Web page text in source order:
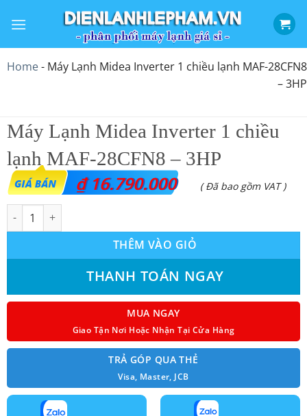
qua
dungHome- Máy Lạnh Midea Inverter 1 chiều lạnh MAF-28CFN8
– 3HP
Máy Lạnh Midea Inverter 1 chiều
lạnh MAF-28CFN8 – 3HP
₫16.790.000
( Đã bao gồm VAT )
Máy Lạnh Midea Inverter 1 chiều lạnh MAF-28CFN8 – 3HP số
THÊM VÀO GIỎ
THANH TOÁN NGAY
MUA NGAY
Giao Tận Nơi Hoặc Nhận Tại Cửa Hàng
TRẢ GÓP QUA THẺ
Visa, Master, JCB